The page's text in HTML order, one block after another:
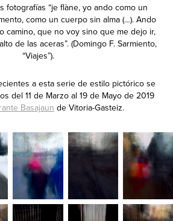
fotografías “je flàne, yo ando como un
como un cuerpo sin alma (…). Ando
camino, que no voy sino que me dejo ir,
de las aceras”. (Domingo F. Sarmiento,
“Viajes”).
a esta serie de estilo pictórico se
del 11 de Marzo al 19 de Mayo de 2019
Basajaun de Vitoria-Gasteiz.